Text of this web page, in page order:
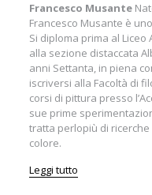
Francesco Musante
Francesco Musante è
Si diploma prima al
alla sezione distaccata
anni Settanta, in piena
iscriversi alla Facoltà di
corsi di pittura presso
sue prime
tratta perlopiù di
colore.
Leggi tutto